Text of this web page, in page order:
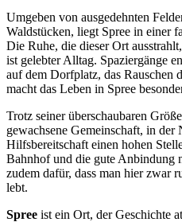
Umgeben von ausgedehnten
Waldstücken, liegt Spree in einer
Die Ruhe, die dieser Ort
ist gelebter Alltag. Spaziergänge
auf dem Dorfplatz, das Rauschen
macht das Leben in Spree
Trotz seiner überschaubaren
gewachsene Gemeinschaft, in der
Hilfsbereitschaft einen hohen
Bahnhof und die gute Anbindung
zudem dafür, dass man hier zwar
lebt.
Spree ist ein Ort, der Geschichte